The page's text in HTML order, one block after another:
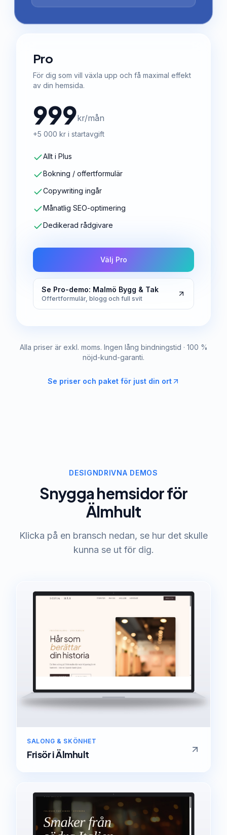
Pro
För dig som vill växla upp och få maximal effekt
av din hemsida.
999kr/mån
+5 000 kr i startavgift
Allt i Plus
Bokning / offertformulär
Copywriting ingår
Månatlig SEO-optimering
Dedikerad rådgivare
Välj Pro
Se Pro-demo: Malmö Bygg & Tak
Offertformulär, blogg och full svit
Alla priser är exkl. moms. Ingen lång bindningstid · 100 %
nöjd-kund-garanti.
Se priser och paket för just din ort
DESIGNDRIVNA DEMOS
Snygga hemsidor för
Älmhult
Klicka på en bransch nedan, se hur det skulle
kunna se ut för dig.
SALONG & SKÖNHET
FrisöriÄlmhult